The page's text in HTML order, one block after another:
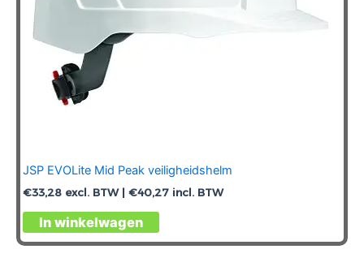
JSP EVOLite Mid Peak veiligheidshelm
€33,28 excl. BTW | €40,27 incl. BTW
In winkelwagen
Dit
product